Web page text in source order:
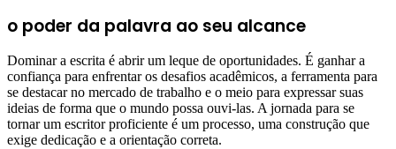
o poder da palavra ao seu alcance
Dominar a escrita é abrir um leque de oportunidades. É ganhar a
confiança para enfrentar os desafios acadêmicos, a ferramenta para
se destacar no mercado de trabalho e o meio para expressar suas
ideias de forma que o mundo possa ouvi-las. A jornada para se
tornar um escritor proficiente é um processo, uma construção que
exige dedicação e a orientação correta.